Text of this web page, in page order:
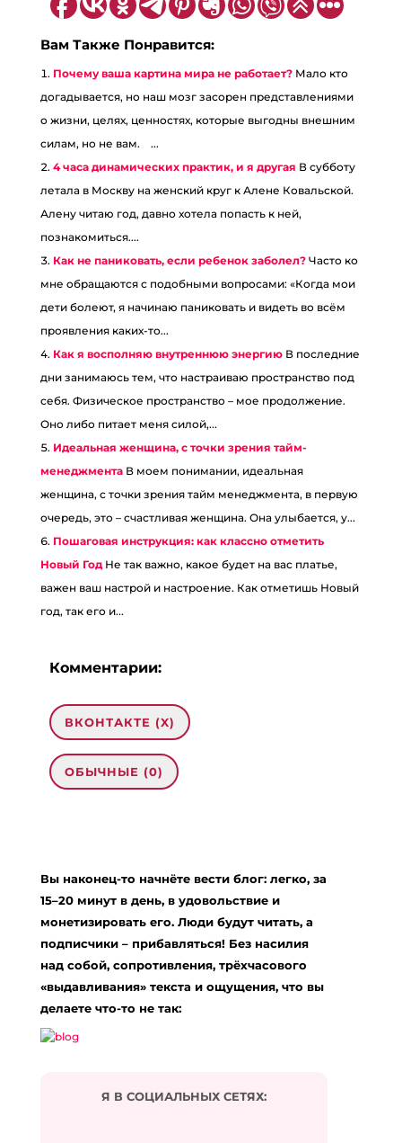
Вам Также Понравится:
Почему ваша картина мира не работает? Мало кто
догадывается, но наш мозг засорен представлениями
о жизни, целях, ценностях, которые выгодны внешним
силам, но не вам. ⠀...
4 часа динамических практик, и я другая В субботу
летала в Москву на женский круг к Алене Ковальской.
Алену читаю год, давно хотела попасть к ней,
познакомиться....
Как не паниковать, если ребенок заболел? Часто ко
мне обращаются с подобными вопросами: «Когда мои
дети болеют, я начинаю паниковать и видеть во всём
проявления каких-то...
Как я восполняю внутреннюю энергию В последние
дни занимаюсь тем, что настраиваю пространство под
себя. Физическое пространство – мое продолжение.
Оно либо питает меня силой,...
Идеальная женщина, с точки зрения тайм-
менеджмента В моем понимании, идеальная
женщина, с точки зрения тайм менеджмента, в первую
очередь, это – счастливая женщина. Она улыбается, у...
Пошаговая инструкция: как классно отметить
Новый Год Не так важно, какое будет на вас платье,
важен ваш настрой и настроение. Как отметишь Новый
год, так его и...
Комментарии:
ВКОНТАКТЕ (X)
ОБЫЧНЫЕ (0)
Обязательные поля помечены*
Подписаться на комментарии по e-mail
Вы наконец-то начнёте вести блог: легко, за
15–20 минут в день, в удовольствие и
монетизировать его. Люди будут читать, а
подписчики – прибавляться! Без насилия
над собой, сопротивления, трёхчасового
«выдавливания» текста и ощущения, что вы
делаете что-то не так:
Я В СОЦИАЛЬНЫХ СЕТЯХ: